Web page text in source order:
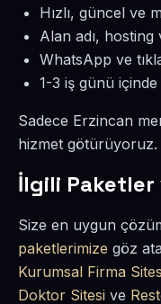
Hızlı, güncel ve
Alan adı, hosting
WhatsApp ve
1-3 iş günü içinde
Sadece Erzincan
hizmet götürüyoruz.
İlgili
Size en uygun
paketlerimize göz
Kurumsal Firma
Doktor Sitesi ve